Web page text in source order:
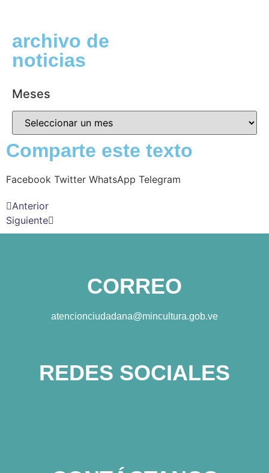
archivo de
noticias
Meses
Comparte este texto
Facebook Twitter WhatsApp Telegram
Anterior
Siguiente
CORREO
atencionciudadana@mincultura.gob.ve
REDES SOCIALES